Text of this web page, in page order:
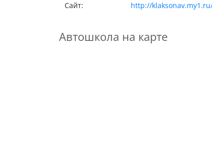
Сайт: http://
Автошкола на карте